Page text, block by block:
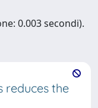
0.003 secondi).
reduces the